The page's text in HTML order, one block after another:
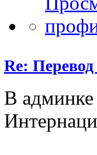
Re:
В админке